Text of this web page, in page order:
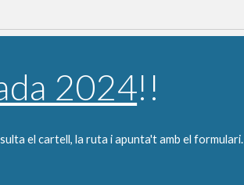
2024!!
el cartell, la ruta i apunta't amb el formulari.